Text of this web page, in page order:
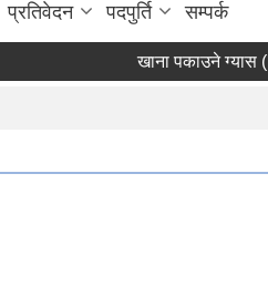
प्रतिवेदन पदपुर्ति सम्पर्क
खाना पकाउने ग्यास